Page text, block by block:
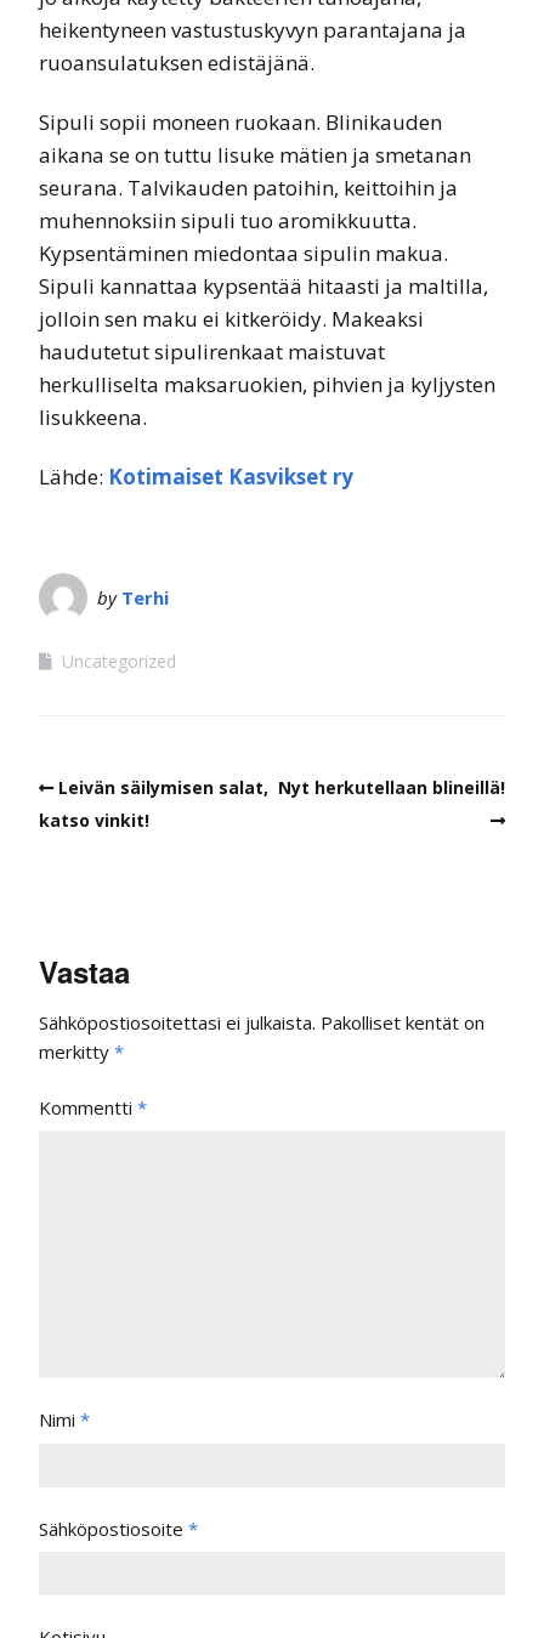
heikentyneen vastustuskyvyn parantajana ja
ruoansulatuksen edistäjänä.
Sipuli sopii moneen ruokaan. Blinikauden
aikana se on tuttu lisuke mätien ja smetanan
seurana. Talvikauden patoihin, keittoihin ja
muhennoksiin sipuli tuo aromikkuutta.
Kypsentäminen miedontaa sipulin makua.
Sipuli kannattaa kypsentää hitaasti ja maltilla,
jolloin sen maku ei kitkeröidy. Makeaksi
haudutetut sipulirenkaat maistuvat
herkulliselta maksaruokien, pihvien ja kyljysten
lisukkeena.
Lähde: Kotimaiset Kasvikset ry
by Terhi
Uncategorized
Leivän säilymisen salat,
katso vinkit!
Nyt herkutellaan blineillä!
Vastaa
Sähköpostiosoitettasi ei julkaista. Pakolliset kentät on
merkitty *
Kommentti *
Nimi *
Sähköpostiosoite *